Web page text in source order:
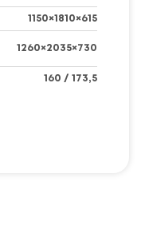
1150×1810×615
1260×2035×730
160 / 173,5